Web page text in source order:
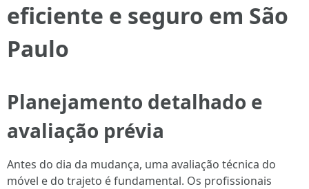
eficiente e seguro em São
Paulo
Planejamento detalhado e
avaliação prévia
Antes do dia da mudança, uma avaliação técnica do
móvel e do trajeto é fundamental. Os profissionais